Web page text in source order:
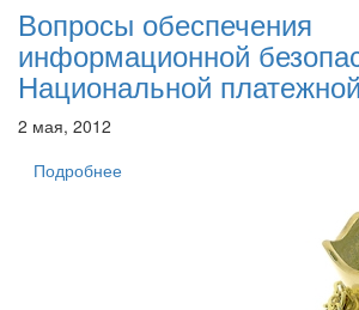
Вопросы обеспечения
информационной
Национальной
2 мая, 2012
Подробнее